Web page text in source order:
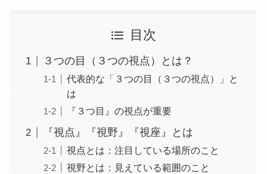
目次
３つの目（３つの視点）とは？
代表的な「３つの目（３つの視点）」と
は
『３つ目』の視点が重要
『視点』『視野』『視座』とは
視点とは：注目している場所のこと
視野とは：見えている範囲のこと